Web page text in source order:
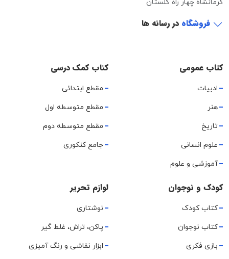
کرمانشاه چهار راه گلستان
فروشگاه در رسانه ها
کتاب عمومی
ادبیات
هنر
تاریخ
علوم انسانی
آموزشی و علوم
کتاب کمک درسی
مقطع ابتدائی
مقطع متوسطه اول
مقطع متوسطه دوم
جامع کنکوری
کودک و نوجوان
کتاب کودک
کتاب نوجوان
بازی فکری
لوازم تحریر
نوشتاری
پاکن، تراش، غلط گیر
ابزار نقاشی و رنگ آمیزی